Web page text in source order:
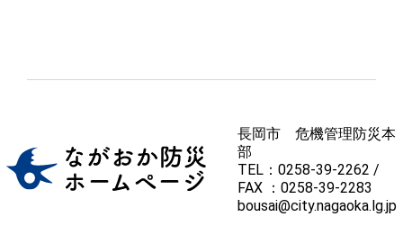
長岡市 危機管理防災本
部
TEL：0258-39-2262 /
FAX ：0258-39-2283
bousai@city.nagaoka.lg.jp